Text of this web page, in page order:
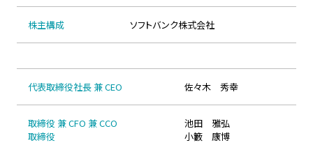
株主構成 ソフトバンク株式会社
代表取締役社長 兼 CEO 佐々木 秀幸
取締役 兼 CFO 兼 CCO
取締役
池田 雅弘
小籔 康博